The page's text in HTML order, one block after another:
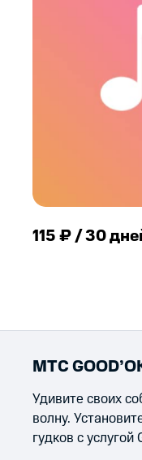
115 ₽ / 30
МТС
Удивите своих
волну.
гудков с услугой